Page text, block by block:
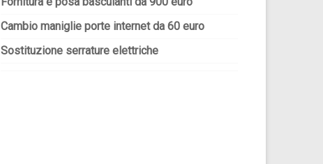
Cambio maniglie porte internet da 60 euro
Sostituzione serrature elettriche